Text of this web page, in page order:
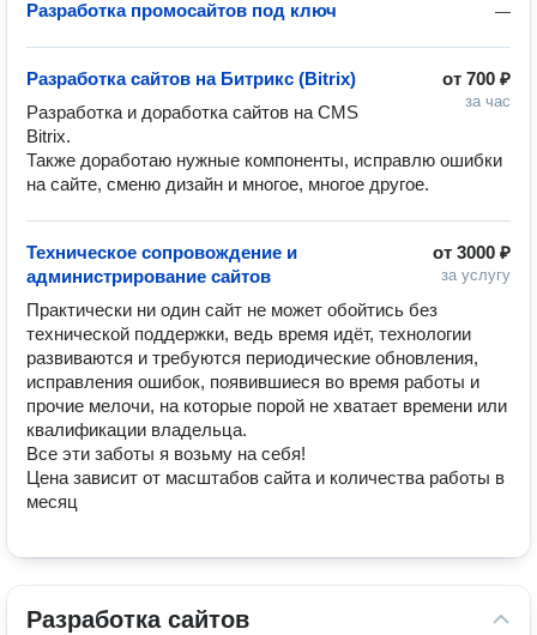
—
Разработка промосайтов под ключ
от 700 ₽
за час
Разработка сайтов на Битрикс (Bitrix)
Разработка и доработка сайтов на CMS
Bitrix.
Также доработаю нужные компоненты, исправлю ошибки
от 3000 ₽
за услугу
Техническое сопровождение и
администрирование сайтов
Практически ни один сайт не может обойтись без
технической поддержки, ведь время идёт, технологии
развиваются и требуются периодические обновления,
исправления ошибок, появившиеся во время работы и
прочие мелочи, на которые порой не хватает времени или
квалификации владельца.
Все эти заботы я возьму на себя!
Цена зависит от масштабов сайта и количества работы в
месяц
Разработка сайтов